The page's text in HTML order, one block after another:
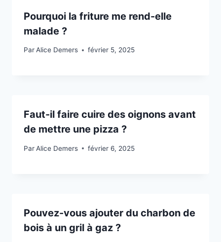
Pourquoi la friture me rend-elle
malade ?
ParAlice Demers février 5, 2025
Faut-il faire cuire des oignons avant
de mettre une pizza ?
ParAlice Demers février 6, 2025
Pouvez-vous ajouter du charbon de
bois à un gril à gaz ?